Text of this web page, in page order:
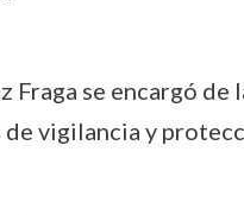
Fraga se encargó de
vigilancia y